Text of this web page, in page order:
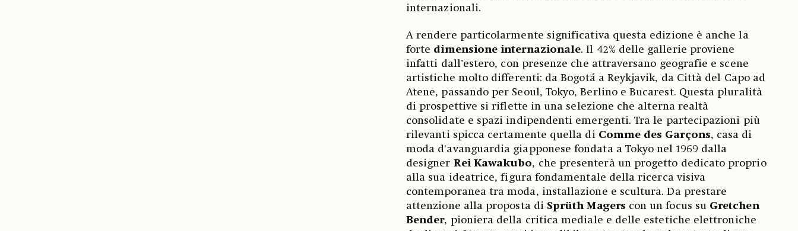
internazionali.
A rendere particolarmente significativa questa edizione è anche la
forte dimensione internazionale. Il 42% delle gallerie proviene
infatti dall’estero, con presenze che attraversano geografie e scene
artistiche molto differenti: da Bogotá a Reykjavik, da Città del Capo ad
Atene, passando per Seoul, Tokyo, Berlino e Bucarest. Questa pluralità
di prospettive si riflette in una selezione che alterna realtà
consolidate e spazi indipendenti emergenti. Tra le partecipazioni più
rilevanti spicca certamente quella di Comme des Garçons, casa di
moda d'avanguardia giapponese fondata a Tokyo nel 1969 dalla
designer Rei Kawakubo, che presenterà un progetto dedicato proprio
alla sua ideatrice, figura fondamentale della ricerca visiva
contemporanea tra moda, installazione e scultura. Da prestare
attenzione alla proposta di Sprüth Magers con un focus su Gretchen
Bender, pioniera della critica mediale e delle estetiche elettroniche